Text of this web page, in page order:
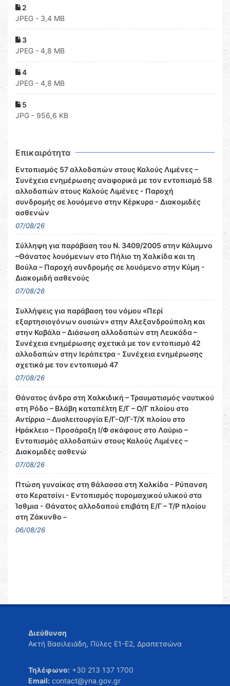
2
JPEG - 3,4 MB
3
JPEG - 4,8 MB
4
JPEG - 4,8 MB
5
JPG - 956,6 KB
Επικαιρότητα
Εντοπισμός 57 αλλοδαπών στους Καλούς Λιμένες –
Συνέχεια ενημέρωσης αναφορικά με τον εντοπισμό 58
αλλοδαπών στους Καλούς Λιμένες - Παροχή
συνδρομής σε λουόμενο στην Κέρκυρα - Διακομιδές
ασθενών
07/08/26
Σύλληψη για παράβαση του Ν. 3409/2005 στην Κάλυμνο
–Θάνατος λουόμενων στο Πήλιο τη Χαλκίδα και τη
Βούλα – Παροχή συνδρομής σε λουόμενο στην Κύμη -
Διακομιδή ασθενούς
07/08/26
Συλλήψεις για παράβαση του νόμου «Περί
εξαρτησιογόνων ουσιών» στην Αλεξανδρούπολη και
στην Καβάλα – Διάσωση αλλοδαπών στη Λευκάδα –
Συνέχεια ενημέρωσης σχετικά με τον εντοπισμό 42
αλλοδαπών στην Ιεράπετρα - Συνέχεια ενημέρωσης
σχετικά με τον εντοπισμό 47
07/08/26
Θάνατος άνδρα στη Χαλκιδική – Τραυματισμός ναυτικού
στη Ρόδο – Βλάβη καταπέλτη Ε/Γ – Ο/Γ πλοίου στο
Αντίρριο – Δυσλειτουργία Ε/Γ-Ο/Γ-Τ/Χ πλοίου στο
Ηράκλειο – Προσάραξη Ι/Φ σκάφους στο Λαύριο –
Εντοπισμός αλλοδαπών στους Καλούς Λιμένες –
Διακομιδές ασθενώ
07/08/26
Πτώση γυναίκας στη θάλασσα στη Χαλκίδα - Ρύπανση
στο Κερατσίνι - Εντοπισμός πυρομαχικού υλικού στα
Ίσθμια - Θάνατος αλλοδαπού επιβάτη Ε/Γ – Τ/Ρ πλοίου
στη Ζάκυνθο –
06/08/26
Διεύθυνση
Ακτή Βασιλειάδη, Πύλες Ε1-Ε2, Δραπετσώνα
Τηλέφωνο: +30 213 137 1700
Email: contact@yna.gov.gr